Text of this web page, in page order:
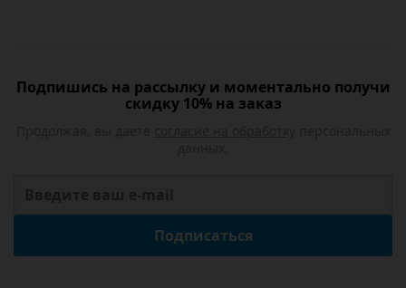
Подпишись на рассылку и моментально получи
скидку 10% на заказ
Подписаться